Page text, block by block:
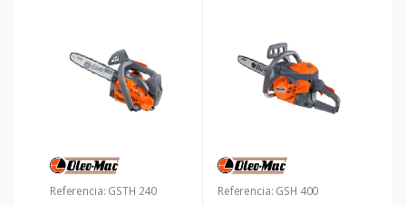
Referencia: GSTH 240 Referencia: GSH 400